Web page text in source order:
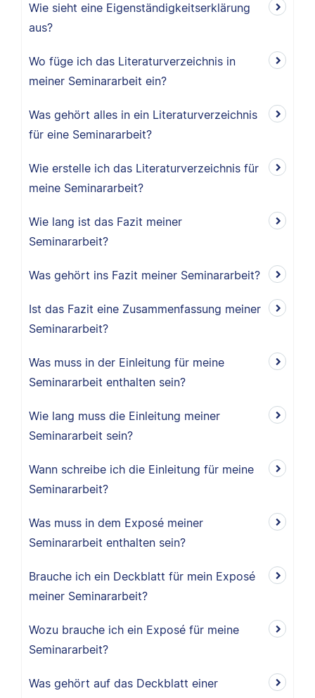
Wie sieht eine Eigenständigkeitserklärung
aus?
Wo füge ich das Literaturverzeichnis in
meiner Seminararbeit ein?
Was gehört alles in ein Literaturverzeichnis
für eine Seminararbeit?
Wie erstelle ich das Literaturverzeichnis für
meine Seminararbeit?
Wie lang ist das Fazit meiner
Seminararbeit?
Was gehört ins Fazit meiner Seminararbeit?
Ist das Fazit eine Zusammenfassung meiner
Seminararbeit?
Was muss in der Einleitung für meine
Seminararbeit enthalten sein?
Wie lang muss die Einleitung meiner
Seminararbeit sein?
Wann schreibe ich die Einleitung für meine
Seminararbeit?
Was muss in dem Exposé meiner
Seminararbeit enthalten sein?
Brauche ich ein Deckblatt für mein Exposé
meiner Seminararbeit?
Wozu brauche ich ein Exposé für meine
Seminararbeit?
Was gehört auf das Deckblatt einer